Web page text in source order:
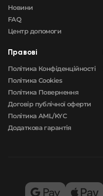
Новини
FAQ
Центр допомоги
Правові
Політика Конфіденційності
Політика Cookies
Політика Повернення
Договір публічної оферти
Політика AML/KYC
Додаткова гарантія